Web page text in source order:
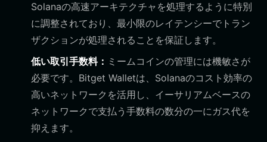
Solanaの高速アーキテクチャを処理するように特別
に調整されており、最小限のレイテンシーでトラン
ザクションが処理されることを保証します。
低い取引手数料： ミームコインの管理には機敏さが
必要です。Bitget Walletは、Solanaのコスト効率の
高いネットワークを活用し、イーサリアムベースの
ネットワークで支払う手数料の数分の一にガス代を
抑えます。